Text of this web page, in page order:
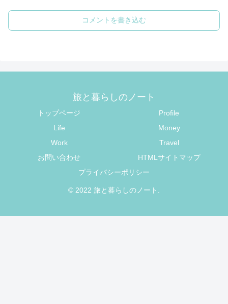
コメントを書き込む
旅と暮らしのノート
トップページ
Profile
Life
Money
Work
Travel
お問い合わせ
HTMLサイトマップ
プライバシーポリシー
© 2022 旅と暮らしのノート.